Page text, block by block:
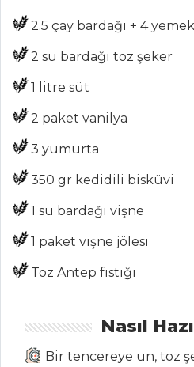
Chefs
Haber
ŞEFİN TARİFLERİ
MENÜLER
Tüm
Kategoriler
MEZELER
Yeşil Zeytin Piyazı
KARİDESLİ
2.5 çay bardağı + 4
2 su bardağı toz şeker
1 litre süt
2 paket vanilya
3 yumurta
350 gr kedidili bisküvi
1 su bardağı vişne
1 paket vişne jölesi
Toz Antep fıstığı
Nasıl
Bir tencereye un, toz